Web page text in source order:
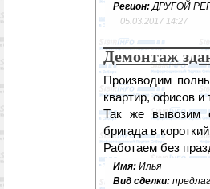
Регион:ДРУГОЙ
05.03.2017 14:27
Демонтаж
Производим
квартир, офисов и
Так же вывозим
бригада в
Работаем без
Имя: Илья
Вид сделки: